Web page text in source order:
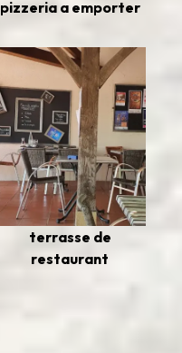
pizzeria a emporter
terrasse de
restaurant